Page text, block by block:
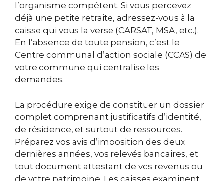
l’organisme compétent. Si vous percevez
déjà une petite retraite, adressez-vous à la
caisse qui vous la verse (CARSAT, MSA, etc.).
En l’absence de toute pension, c’est le
Centre communal d’action sociale (CCAS) de
votre commune qui centralise les
demandes.
La procédure exige de constituer un dossier
complet comprenant justificatifs d’identité,
de résidence, et surtout de ressources.
Préparez vos avis d’imposition des deux
dernières années, vos relevés bancaires, et
tout document attestant de vos revenus ou
de votre patrimoine. Les caisses examinent